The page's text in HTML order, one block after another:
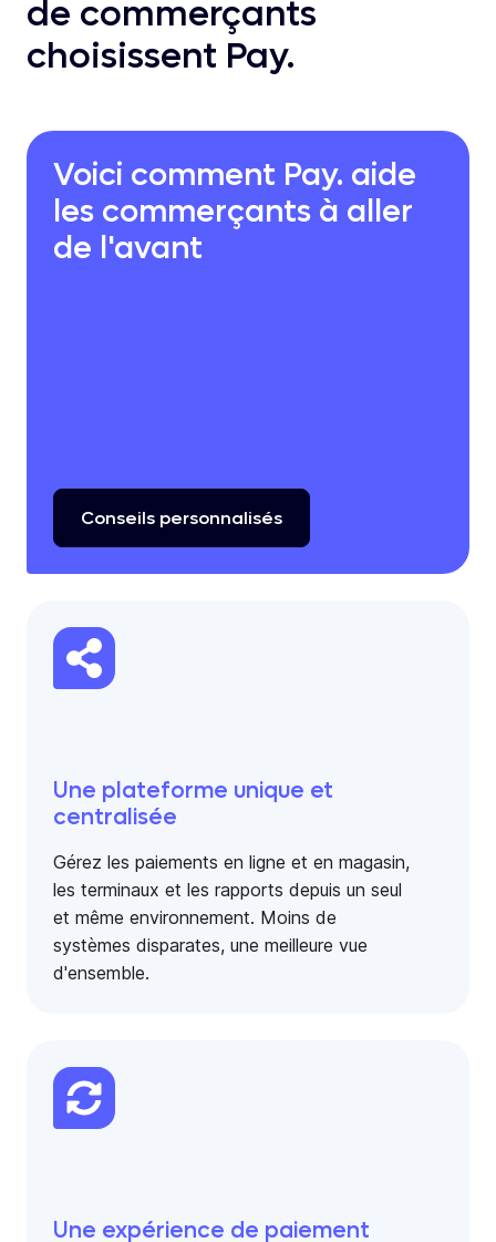
de commerçants
choisissent Pay.
Voici comment Pay. aide
les commerçants à aller
de l'avant
Conseils personnalisés
Une plateforme unique et
centralisée
Gérez les paiements en ligne et en magasin,
les terminaux et les rapports depuis un seul
et même environnement. Moins de
systèmes disparates, une meilleure vue
d'ensemble.
Une expérience de paiement